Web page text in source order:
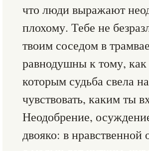
что люди выражают
плохому. Тебе не
твоим соседом в
равнодушны к тому, как
которым судьба свела
чувствовать, каким ты
Неодобрение,
двояко: в